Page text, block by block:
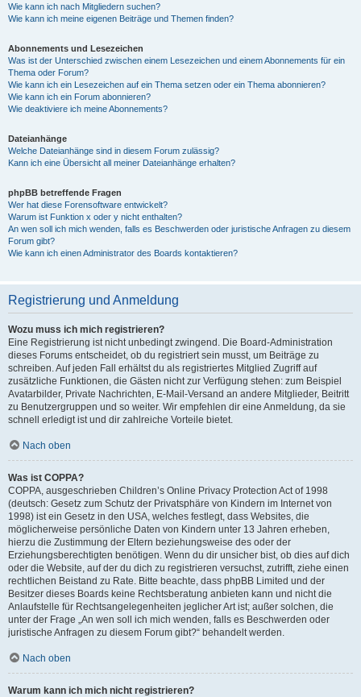
Wie kann ich nach Mitgliedern suchen?
Wie kann ich meine eigenen Beiträge und Themen finden?
Abonnements und Lesezeichen
Was ist der Unterschied zwischen einem Lesezeichen und einem Abonnements für ein
Thema oder Forum?
Wie kann ich ein Lesezeichen auf ein Thema setzen oder ein Thema abonnieren?
Wie kann ich ein Forum abonnieren?
Wie deaktiviere ich meine Abonnements?
Dateianhänge
Welche Dateianhänge sind in diesem Forum zulässig?
Kann ich eine Übersicht all meiner Dateianhänge erhalten?
phpBB betreffende Fragen
Wer hat diese Forensoftware entwickelt?
Warum ist Funktion x oder y nicht enthalten?
An wen soll ich mich wenden, falls es Beschwerden oder juristische Anfragen zu diesem
Forum gibt?
Wie kann ich einen Administrator des Boards kontaktieren?
Registrierung und Anmeldung
Wozu muss ich mich registrieren?
Eine Registrierung ist nicht unbedingt zwingend. Die Board-Administration
dieses Forums entscheidet, ob du registriert sein musst, um Beiträge zu
schreiben. Auf jeden Fall erhältst du als registriertes Mitglied Zugriff auf
zusätzliche Funktionen, die Gästen nicht zur Verfügung stehen: zum Beispiel
Avatarbilder, Private Nachrichten, E-Mail-Versand an andere Mitglieder, Beitritt
zu Benutzergruppen und so weiter. Wir empfehlen dir eine Anmeldung, da sie
schnell erledigt ist und dir zahlreiche Vorteile bietet.
Nach oben
Was ist COPPA?
COPPA, ausgeschrieben Children’s Online Privacy Protection Act of 1998
(deutsch: Gesetz zum Schutz der Privatsphäre von Kindern im Internet von
1998) ist ein Gesetz in den USA, welches festlegt, dass Websites, die
möglicherweise persönliche Daten von Kindern unter 13 Jahren erheben,
hierzu die Zustimmung der Eltern beziehungsweise des oder der
Erziehungsberechtigten benötigen. Wenn du dir unsicher bist, ob dies auf dich
oder die Website, auf der du dich zu registrieren versuchst, zutrifft, ziehe einen
rechtlichen Beistand zu Rate. Bitte beachte, dass phpBB Limited und der
Besitzer dieses Boards keine Rechtsberatung anbieten kann und nicht die
Anlaufstelle für Rechtsangelegenheiten jeglicher Art ist; außer solchen, die
unter der Frage „An wen soll ich mich wenden, falls es Beschwerden oder
juristische Anfragen zu diesem Forum gibt?“ behandelt werden.
Nach oben
Warum kann ich mich nicht registrieren?